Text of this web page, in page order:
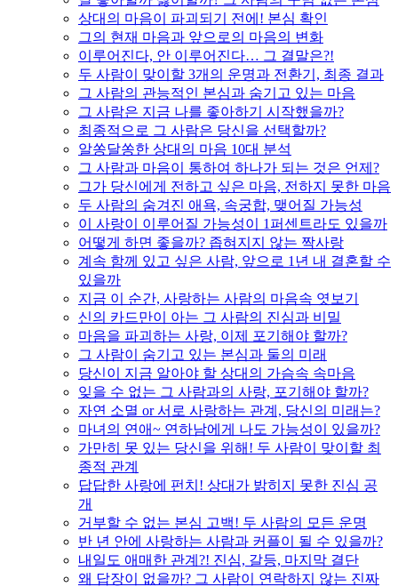
상대의 마음이 파괴되기 전에! 본심 확인
그의 현재 마음과 앞으로의 마음의 변화
이루어진다, 안 이루어진다… 그 결말은?!
두 사람이 맞이할 3개의 운명과 전환기, 최종 결과
그 사람의 관능적인 본심과 숨기고 있는 마음
그 사람은 지금 나를 좋아하기 시작했을까?
최종적으로 그 사람은 당신을 선택할까?
알쏭달쏭한 상대의 마음 10대 분석
그 사람과 마음이 통하여 하나가 되는 것은 언제?
그가 당신에게 전하고 싶은 마음, 전하지 못한 마음
두 사람의 숨겨진 애욕, 속궁합, 맺어질 가능성
이 사랑이 이루어질 가능성이 1퍼센트라도 있을까
어떻게 하면 좋을까? 좁혀지지 않는 짝사랑
계속 함께 있고 싶은 사람, 앞으로 1년 내 결혼할 수
있을까
지금 이 순간, 사랑하는 사람의 마음속 엿보기
신의 카드만이 아는 그 사람의 진심과 비밀
마음을 파괴하는 사랑, 이제 포기해야 할까?
그 사람이 숨기고 있는 본심과 둘의 미래
당신이 지금 알아야 할 상대의 가슴속 속마음
잊을 수 없는 그 사람과의 사랑, 포기해야 할까?
자연 소멸 or 서로 사랑하는 관계, 당신의 미래는?
마녀의 연애~ 연하남에게 나도 가능성이 있을까?
가만히 못 있는 당신을 위해! 두 사람이 맞이할 최
종적 관계
답답한 사랑에 펀치! 상대가 밝히지 못한 진심 공
개
거부할 수 없는 본심 고백! 두 사람의 모든 운명
반 년 안에 사랑하는 사람과 커플이 될 수 있을까?
내일도 애매한 관계?! 진심, 갈등, 마지막 결단
왜 답장이 없을까? 그 사람이 연락하지 않는 진짜